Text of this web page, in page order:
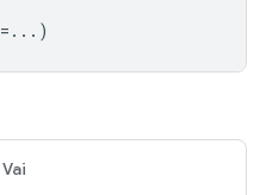
=... )
Vai